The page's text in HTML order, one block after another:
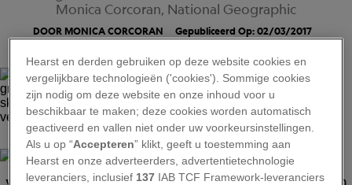
Monica Corcoran, National Geographic
DOOR MONICA CORCORAN Gepubliceerd Op: 02/03/2017
FOTO: SUNGJIN KIM, NATIONAL GEOGRAPHIC YOUR SHOT
Hearst en derden gebruiken op deze website cookies en
vergelijkbare technologieën ('cookies'). Sommige cookies
zijn nodig om deze website en onze inhoud voor u
beschikbaar te maken; deze cookies worden automatisch
geactiveerd en vallen niet onder uw voorkeursinstellingen.
Als u op “Accepteren” klikt, geeft u toestemming aan
Hearst en onze adverteerders, advertentietechnologie
leveranciers, inclusief 137 IAB TCF Framework-leveranciers